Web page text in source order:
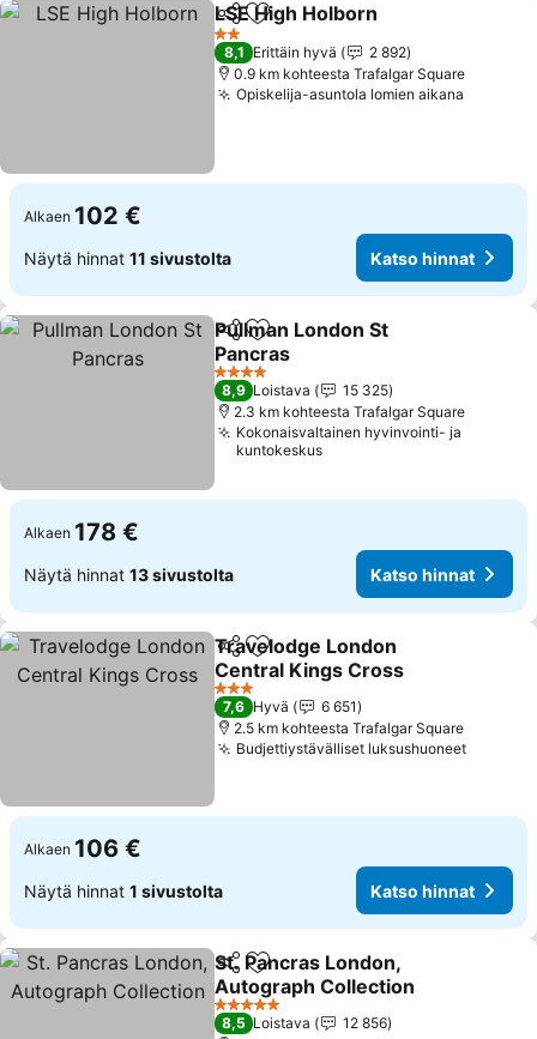
Jaa Lisää suosikkeihin
LSE High Holborn
2 Tähtiluokitus
8,1 Erittäin hyvä
2 892
0.9 km kohteesta Trafalgar Square
Opiskelija-asuntola lomien aikana
Alkaen 102 €
Näytä hinnat 11 sivustolta Katso hinnat
Jaa Lisää suosikkeihin
Pullman London St
Pancras
4 Tähtiluokitus
8,9 Loistava
15 325
2.3 km kohteesta Trafalgar Square
Kokonaisvaltainen hyvinvointi- ja
kuntokeskus
Alkaen 178 €
Näytä hinnat 13 sivustolta Katso hinnat
Jaa Lisää suosikkeihin
Travelodge London
Central Kings Cross
3 Tähtiluokitus
7,6 Hyvä
6 651
2.5 km kohteesta Trafalgar Square
Budjettiystävälliset luksushuoneet
Alkaen 106 €
Näytä hinnat 1 sivustolta Katso hinnat
Jaa Lisää suosikkeihin
St. Pancras London,
Autograph Collection
5 Tähtiluokitus
8,5 Loistava
12 856